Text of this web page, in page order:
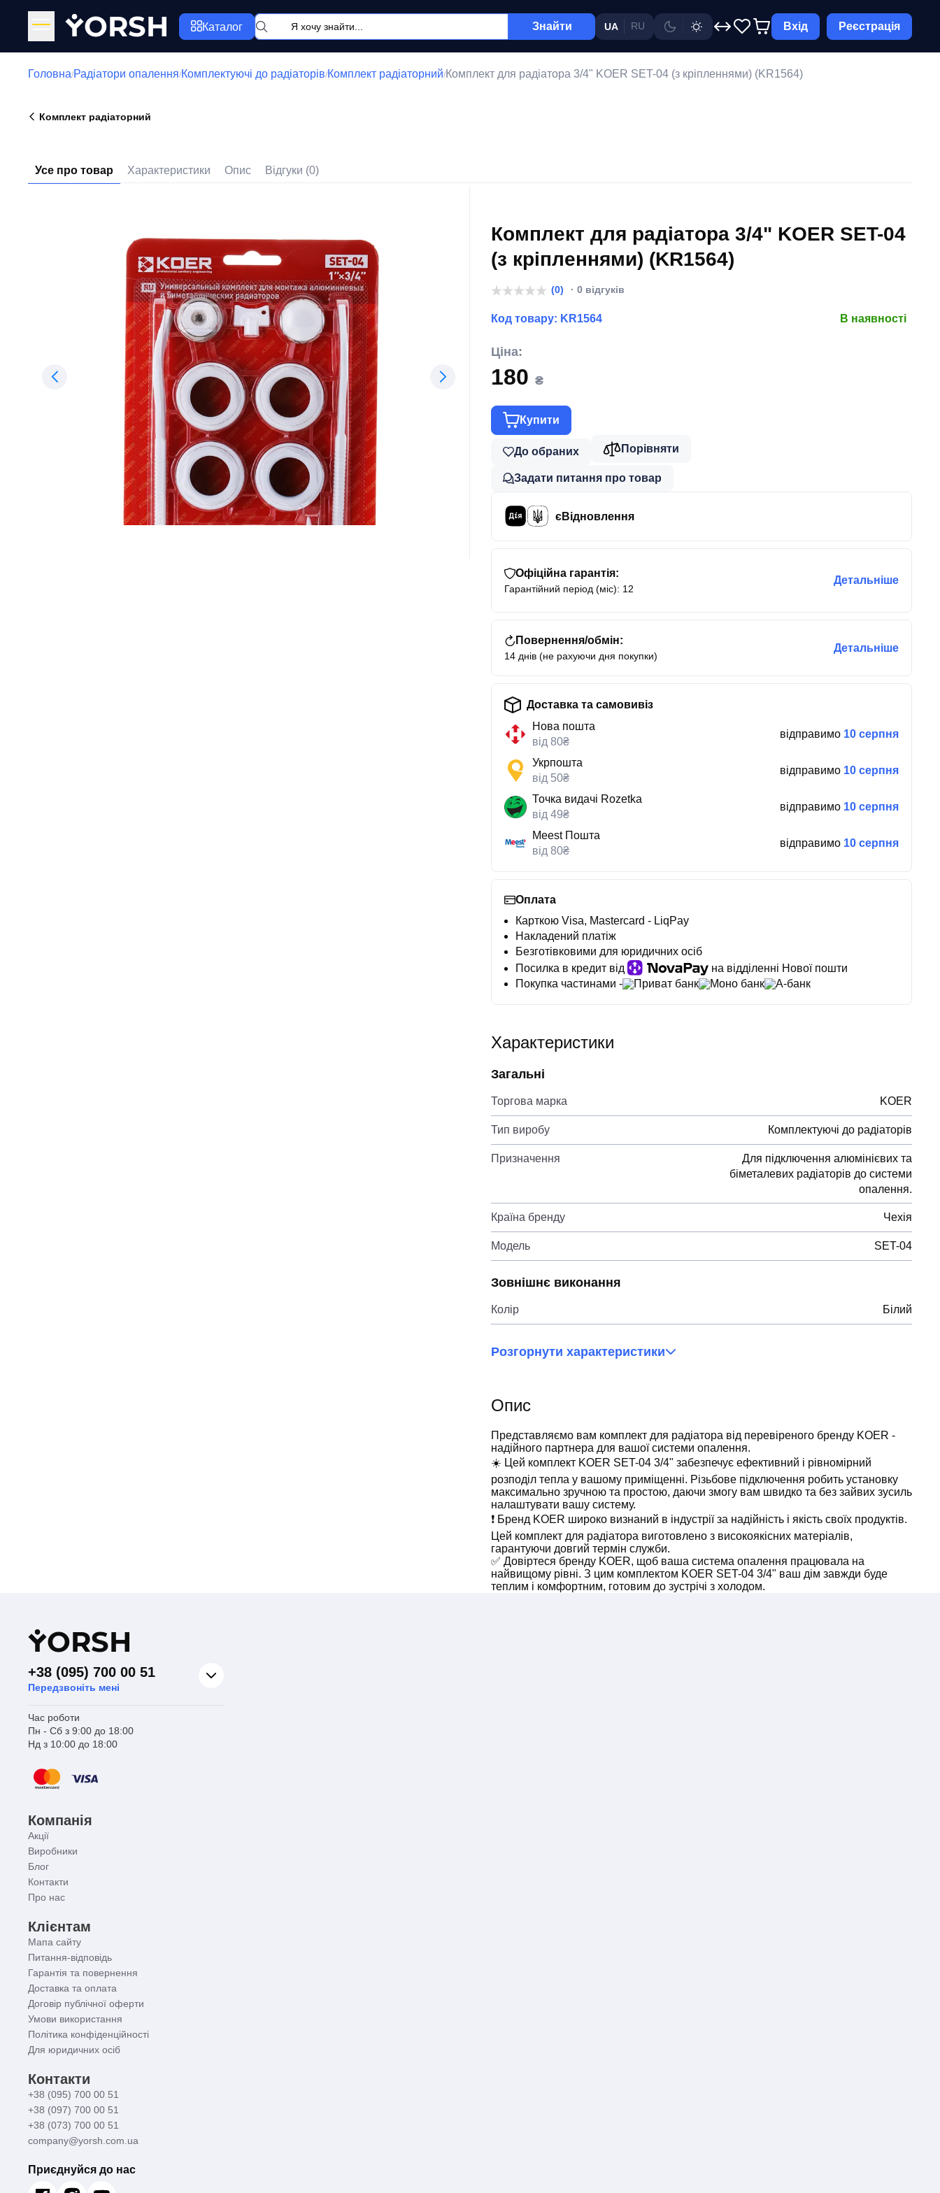
YORSH Каталог Знайти UA RU Вхід Реєстрація
Головна/Радіатори опалення/Комплектуючі до радіаторів/Комплект радіаторний/Комплект для радіатора 3/4" KOER SET-04 (з кріпленнями) (KR1564)
Комплект радіаторний
Усе про товар Характеристики Опис Відгуки (0)
Комплект для радіатора 3/4" KOER SET-04
(з кріпленнями) (KR1564)
(0) · 0 відгуків
Код товару: KR1564 В наявності
Ціна:
180 ₴
Купити
До обраних Порівняти
Задати питання про товар
єВідновлення
Офіційна гарантія:
Гарантійний період (міс): 12
Детальніше
Повернення/обмін:
14 днів (не рахуючи дня покупки)
Детальніше
Доставка та самовивіз
Нова пошта
від 80₴
відправимо 10 серпня
Укрпошта
від 50₴
відправимо 10 серпня
Точка видачі Rozetka
від 49₴
відправимо 10 серпня
Meest Пошта
від 80₴
відправимо 10 серпня
Оплата
Карткою Visa, Mastercard - LiqPay
Накладений платіж
Безготівковими для юридичних осіб
Посилка в кредит від
на відділенні Нової пошти
Покупка частинами -
Приват банк Моно банк А-банк
Характеристики
Загальні
Торгова марка KOER
Тип виробу Комплектуючі до радіаторів
Призначення
Для підключення алюмінієвих та
біметалевих радіаторів до системи
опалення.
Країна бренду Чехія
Модель SET-04
Зовнішнє виконання
Колір Білий
Розгорнути характеристики
Опис
Представляємо вам комплект для радіатора від перевіреного бренду KOER -
надійного партнера для вашої системи опалення.
☀️ Цей комплект KOER SET-04 3/4" забезпечує ефективний і рівномірний
розподіл тепла у вашому приміщенні. Різьбове підключення робить установку
максимально зручною та простою, даючи змогу вам швидко та без зайвих зусиль
налаштувати вашу систему.
❗️ Бренд KOER широко визнаний в індустрії за надійність і якість своїх продуктів.
Цей комплект для радіатора виготовлено з високоякісних матеріалів,
гарантуючи довгий термін служби.
✅ Довіртеся бренду KOER, щоб ваша система опалення працювала на
найвищому рівні. З цим комплектом KOER SET-04 3/4" ваш дім завжди буде
теплим і комфортним, готовим до зустрічі з холодом.
YORSH
+38 (095) 700 00 51
Передзвоніть мені
Час роботи
Пн - Сб з 9:00 до 18:00
Нд з 10:00 до 18:00
Компанія
Акції
Виробники
Блог
Контакти
Про нас
Клієнтам
Мапа сайту
Питання-відповідь
Гарантія та повернення
Доставка та оплата
Договір публічної оферти
Умови використання
Політика конфіденційності
Для юридичних осіб
Контакти
+38 (095) 700 00 51
+38 (097) 700 00 51
+38 (073) 700 00 51
company@yorsh.com.ua
Приєднуйся до нас